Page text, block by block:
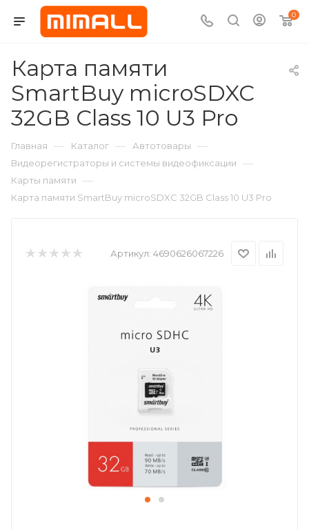
0
Карта памяти
SmartBuy microSDXC
32GB Class 10 U3 Pro
Главная — Каталог — Автотовары —
Видеорегистраторы и системы видеофиксации —
Карты памяти —
Карта памяти SmartBuy microSDXC 32GB Class 10 U3 Pro
Артикул: 4690626067226